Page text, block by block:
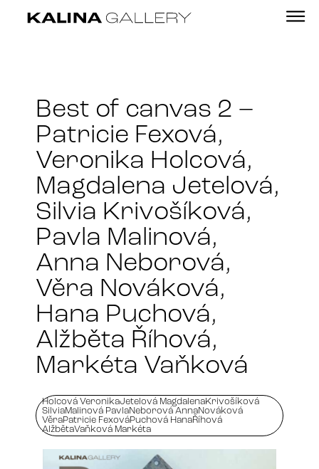
Best of canvas 2 –
Patricie Fexová,
Veronika Holcová,
Magdalena Jetelová,
Silvia Krivošíková,
Pavla Malinová,
Anna Neborová,
Věra Nováková,
Hana Puchová,
Alžběta Říhová,
Markéta Vaňková
Holcová VeronikaJetelová MagdalenaKrivošíková
SilviaMalinová PavlaNeborová AnnaNováková
VěraPatricie FexováPuchová HanaŘíhová
AlžbětaVaňková Markéta